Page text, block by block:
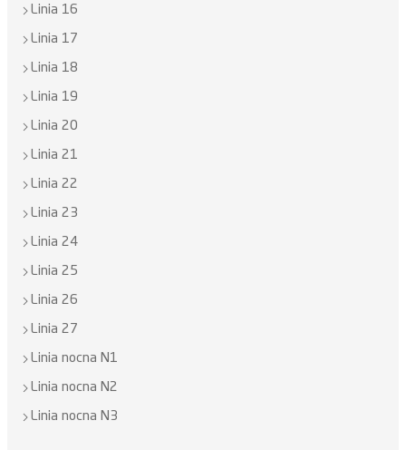
Linia 16
Linia 17
Linia 18
Linia 19
Linia 20
Linia 21
Linia 22
Linia 23
Linia 24
Linia 25
Linia 26
Linia 27
Linia nocna N1
Linia nocna N2
Linia nocna N3